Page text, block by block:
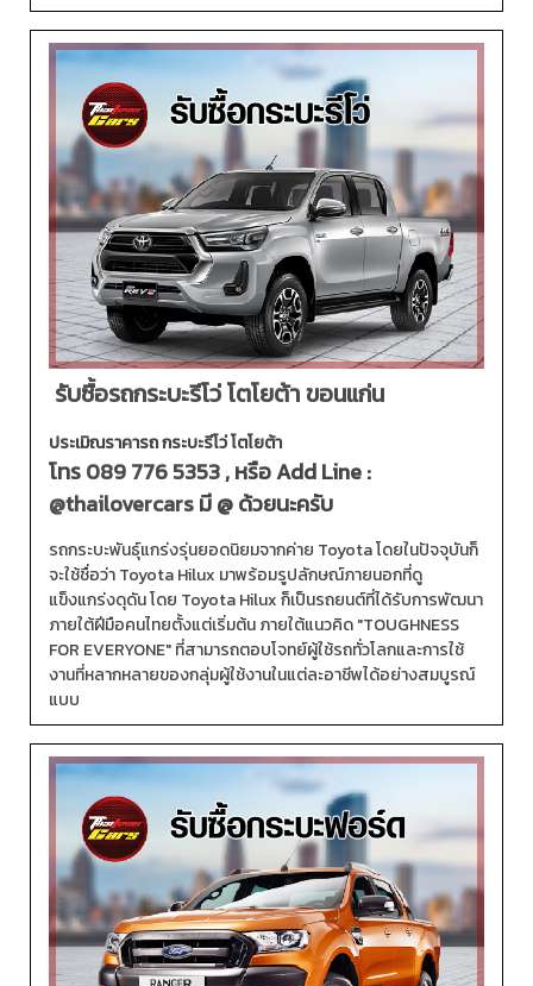
รับซื้อรถกระบะรีโว่ โตโยต้า ขอนแก่น
ประเมิณราคารถ กระบะรีโว่ โตโยต้า
โทร089 776 5353, หรือ Add Line :
@thailovercarsมี @ ด้วยนะครับ
รถกระบะพันธุ์แกร่งรุ่นยอดนิยมจากค่าย Toyota โดยในปัจจุบันก็
จะใช้ชื่อว่า Toyota Hilux มาพร้อมรูปลักษณ์ภายนอกที่ดู
แข็งแกร่งดุดัน โดย Toyota Hilux ก็เป็นรถยนต์ที่ได้รับการพัฒนา
ภายใต้ฝีมือคนไทยตั้งแต่เริ่มต้น ภายใต้แนวคิด "TOUGHNESS
FOR EVERYONE" ที่สามารถตอบโจทย์ผู้ใช้รถทั่วโลกและการใช้
งานที่หลากหลายของกลุ่มผู้ใช้งานในแต่ละอาชีพได้อย่างสมบูรณ์
แบบ